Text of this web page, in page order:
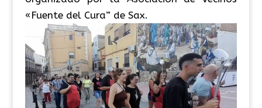
«Fuente del Cura” de Sax.